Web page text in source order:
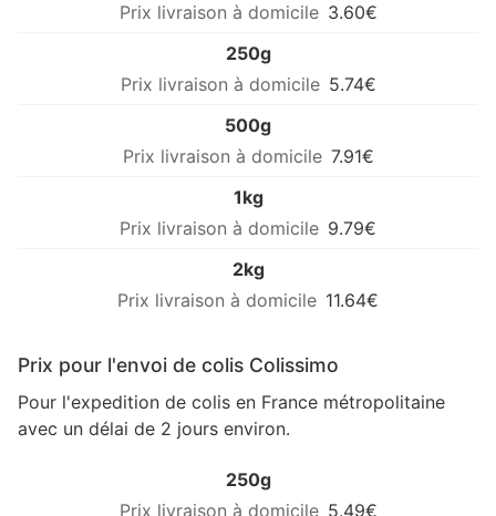
3.60€
250g
5.74€
500g
7.91€
1kg
9.79€
2kg
11.64€
Prix pour l'envoi de colis Colissimo
Pour l'expedition de colis en France métropolitaine
avec un délai de 2 jours environ.
250g
5.49€